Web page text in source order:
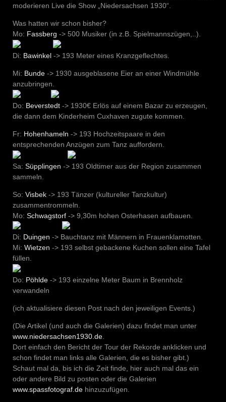
moderieren Live die Show „Niedersachsen 1930“.
Was hatten wir schon bisher?
Mo: Fassberg -> 500 Musiker (in z.B. Spielmannszügen,..).
Di: Bawinkel -> 193 Meter eines Kranzgeflechtes.
Mi: Bunde -> 1930 ausgeblasene Eier an einer Windmühle
anzubringen.
Do: Beverstedt -> 1930€ Erlös auf einem Bazar zu erzeugen,
die dann dem Kinderheim Cuxhaven zugute kommen.
Fr: Hohenhameln -> 193 Hochzeitspaare in den
entsprechenden Anzügen zum Tanz auffordern.
Sa: Süpplingen -> 193 Oldtimer aus der Region zusammen
sammeln.
So: Visbek -> 193 Tänzer (kultureller Tanzkultur)
zusammentrommeln.
Mo: Schwagstorf -> 9,30m hohen Osterhasen aufbauen.
Di: Duingen -> Bauchtanz mit Männern in Frauenklamotten.
Mi: Wietzen -> 193 selbst gebackene Kuchen sollen eine Tafel
füllen.
Do: Pöhlde -> 193 einzelne Meter Baum in Brennholz
verwandeln
(ich aktualisiere diesen Post nach den jeweiligen Events.)
(Die Artikel (und auch die Galerien) dazu findet man unter
www.niedersachsen1930.de
Dort einfach den Bericht der Tour der Rekorde anklicken und
schon findet man links alle Galerien, die es bisher gibt.)
Schaut mal da, bis ich die Zeit finde, hier auch mal das ein
oder andere Bild zu posten oder die Galerien
www.spassfotograf.de hinzuzufügen.